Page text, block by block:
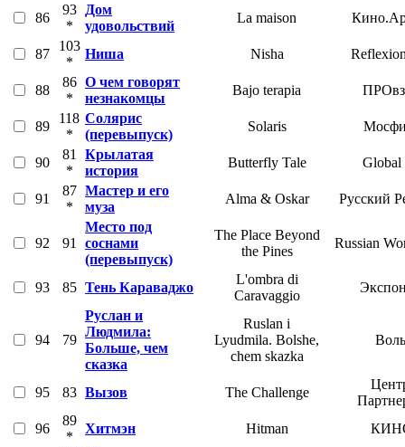
86
93
*
Дом
удовольствий
La maison
87
103
*
Ниша Nisha
88
86
*
О чем говорят
незнакомцы
Bajo terapia
89
118
*
Солярис
(перевыпуск)
Solaris
90
81
*
Крылатая
история
Butterfly Tale Global
91
87
*
Мастер и его
муза
Alma & Oskar Русский
92 91
Место под
соснами
(перевыпуск)
The Place Beyond
the Pines
Russian
93 85 Тень Караваджо
L'ombra di
Caravaggio
94 79
Руслан и
Людмила:
Больше, чем
сказка
Ruslan i
Lyudmila. Bolshe,
chem skazka
95 83 Вызов The Challenge
96
89
*
Хитмэн Hitman